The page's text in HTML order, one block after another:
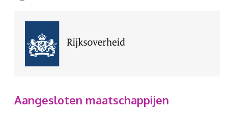
Aangesloten maatschappijen